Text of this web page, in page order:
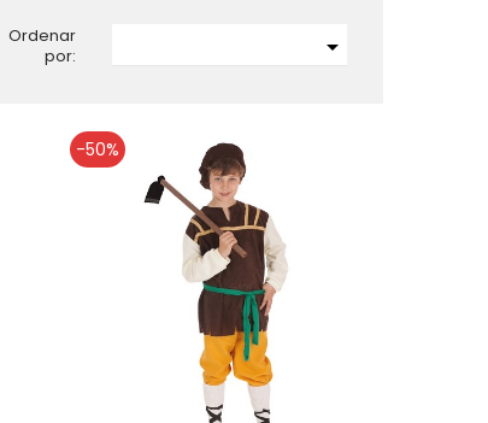
Ordenar
por:

-50%